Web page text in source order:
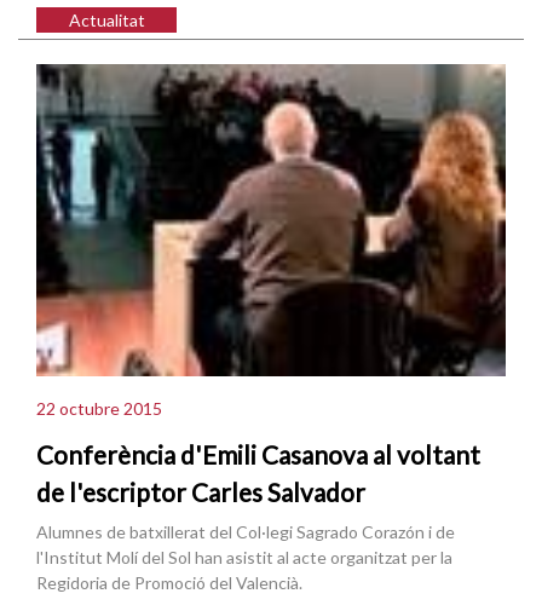
Actualitat
22 octubre 2015
Conferència d'Emili Casanova al voltant
de l'escriptor Carles Salvador
Alumnes de batxillerat del Col·legi Sagrado Corazón i de
l'Institut Molí del Sol han asistit al acte organitzat per la
Regidoria de Promoció del Valencià.